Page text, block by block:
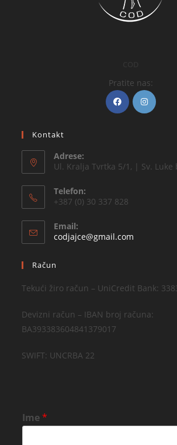
Pratite nas:
Kontakt
Adrese:
Ul. Kralja Tvrtka 5/1, | Sv. Luke
Telefon:
+387 (0) 30 337 828
Email:
codjajce@gmail.com
Račun
Tekući žiro račun – UniCredit Bank:
Devizni račun – IBAN broj računa:
BA393383604841379017
SWIFT: UNCRBA 22
Ime*